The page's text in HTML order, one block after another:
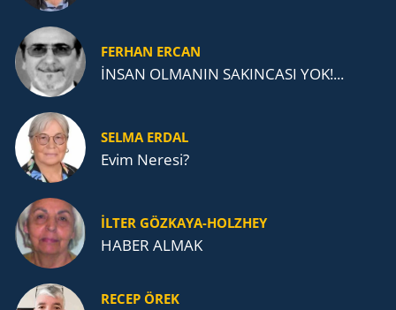
FERHAN ERCAN
İNSAN OLMANIN SAKINCASI YOK!...
SELMA ERDAL
Evim Neresi?
İLTER GÖZKAYA-HOLZHEY
HABER ALMAK
RECEP ÖREK